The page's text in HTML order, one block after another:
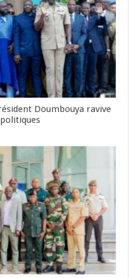
Doumbouya ravive